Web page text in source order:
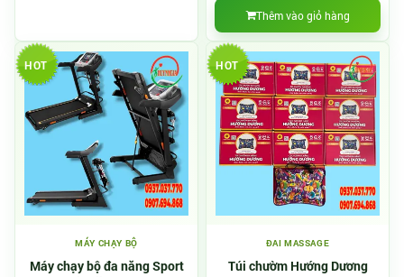
Thêm vào giỏ hàng
HOT
MÁY CHẠY BỘ
Máy chạy bộ đa năng Sport
HOT
ĐAI MASSAGE
Túi chườm Hướng Dương